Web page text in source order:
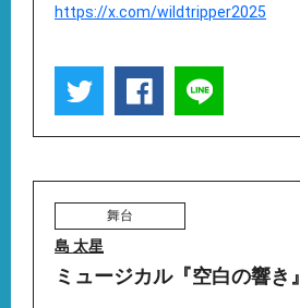
https://x.com/wildtripper2025
舞台
島 太星
ミュージカル『空白の響き』